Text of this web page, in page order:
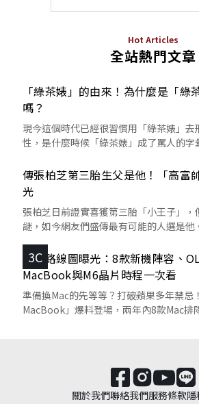
Hot Articles
全站熱門文章
「綠茶婊」的由來！為什麼是「綠
嗎？
現今這個時代已經很習慣用「綠茶婊」
性，是什麼時候「綠茶婊」成了罵人的字
傳張柏芝第三胎生父是他！「高富
光
張柏芝日前證實喜獲第三胎「小王子」
謎，如今網友們盛傳最有可能的人選是他
3C
蘋果路線圖曝光：8款新機陣容、
MacBook與M6晶片時程一次看
準備換Mac的先等等？打破蘋果多年禁忌
MacBook」爆料登場，兩年內8款Mac排
關於我們聯絡我們服務條款